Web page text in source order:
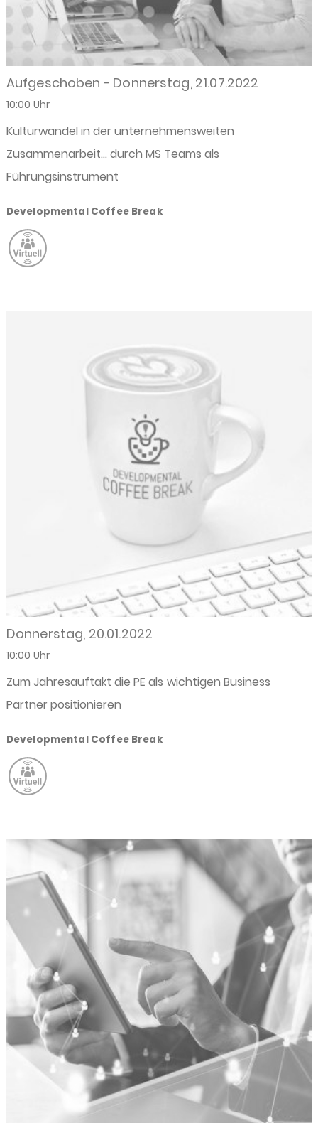
Aufgeschoben - Donnerstag, 21.07.2022
10:00 Uhr
Kulturwandel in der unternehmensweiten
Zusammenarbeit… durch MS Teams als
Führungsinstrument
Developmental Coffee Break
Donnerstag, 20.01.2022
10:00 Uhr
Zum Jahresauftakt die PE als wichtigen Business
Partner positionieren
Developmental Coffee Break